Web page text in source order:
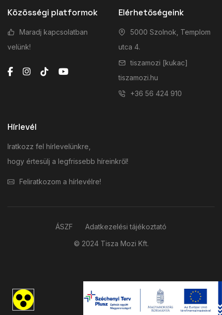
Közösségi platformok
Maradj kapcsolatban
velünk!
Elérhetőségeink
5000 Szolnok, Templom
utca 4.
tiszamozi [kukac]
tiszamozi.hu
+36 56 424 910
Hírlevél
Iratkozz fel hírlevelünkre,
hogy értesülj a legfrissebb híreinkről!
Feliratkozom a hírlevélre!
© 2024 Tisza Mozi Kft.
ÁSZF Adatkezelési tájékoztató